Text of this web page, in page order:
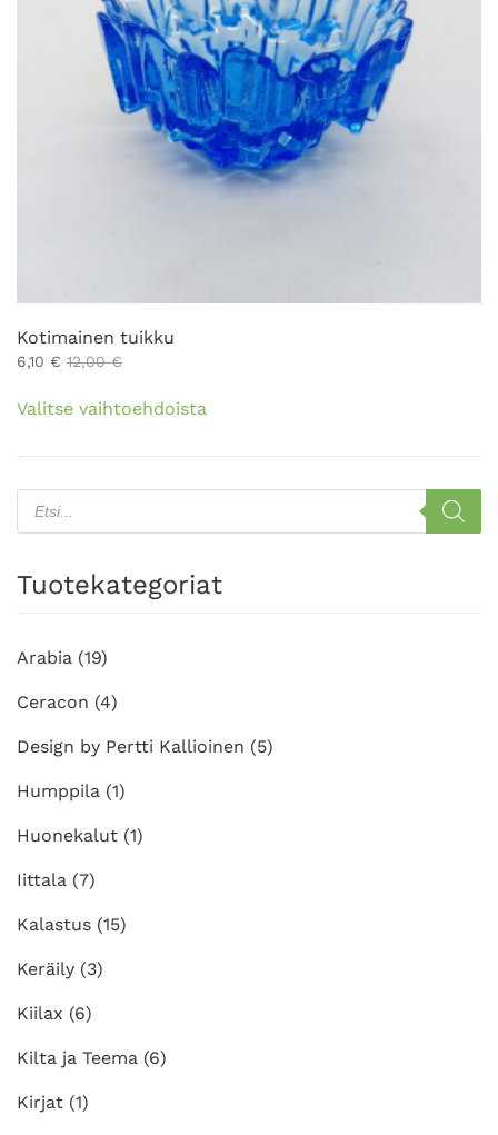
Kotimainen tuikku
6,10 € 12,00€
Valitse vaihtoehdoistatuotteella
muunnelma.
valinnat
tuotteen
Products
search
Tuotekategoriat
Arabia (19)
Ceracon (4)
Design by Pertti Kallioinen (5)
Humppila (1)
Huonekalut (1)
Iittala (7)
Kalastus (15)
Keräily (3)
Kiilax (6)
Kilta ja Teema (6)
Kirjat (1)